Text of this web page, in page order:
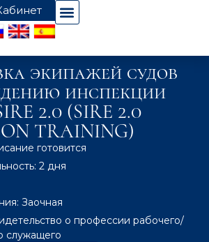
экипажей судов
инспекции
2.0 (SIRE 2.0
TRAINING)
готовится
2 дня
Заочная
о профессии рабочего/
служащего